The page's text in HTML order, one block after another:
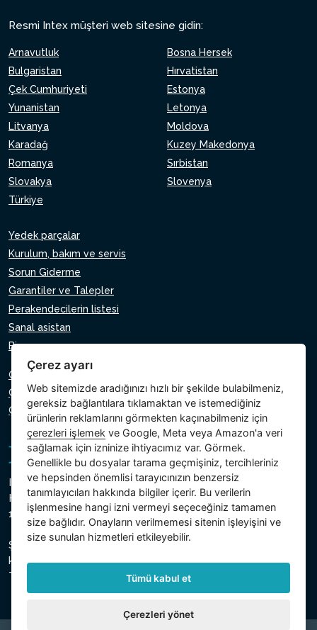
Resmi Intex müşteri web sitesine gidin:
Arnavutluk
Bosna Hersek
Bulgaristan
Hırvatistan
Çek Cumhuriyeti
Estonya
Yunanistan
Letonya
Litvanya
Moldova
Karadağ
Kuzey Makedonya
Romanya
Sırbistan
Slovakya
Slovenya
Türkiye
Yedek parçalar
Kurulum, bakım ve servis
Sorun Giderme
Garantiler ve Talepler
Perakendecilerin listesi
Sanal asistan
Bize yazın
Gizlilik Politikası
Çerez Politikası
Çerezlerin ayarı
Intex Trading, s.r.o.
Hradecká 2526/3
130 00 Prag 3 - Çek Cumhuriyeti
Şirket, Prag Belediye Mahkemesi, Bölüm C, Insert 74759'da
kayıtlıdır.
Ticaret sicil numarası 26150808, VKN CZ26150808
Çerez ayarı
Web sitemizde aradığınızı hızlı bir şekilde bulabilmeniz,
gereksiz bağlantılara tıklamaktan ve istemediğiniz
ürünlerin reklamlarını görmekten kaçınabilmeniz için
çerezleri işlemek ve Google, Meta veya Amazon'a veri
sağlamak için izninize ihtiyacımız var. Görmek.
Genellikle bu dosyalar tarama geçmişiniz, tercihleriniz
ve hepsinden önemlisi tarayıcınızın benzersiz
tanımlayıcıları hakkında bilgiler içerir. Bu verilerin
işlenmesine hangi izni vermeyi seçeceğiniz tamamen
size bağlıdır. Onayların verilmemesi sitenin işleyişini ve
size sunulan hizmetleri etkileyebilir.
Tümü kabul et
Çerezleri yönet